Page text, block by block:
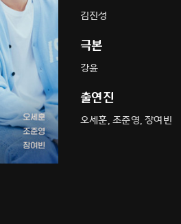
김진성
극본
강윤
출연진
오세훈, 조준영, 장여빈